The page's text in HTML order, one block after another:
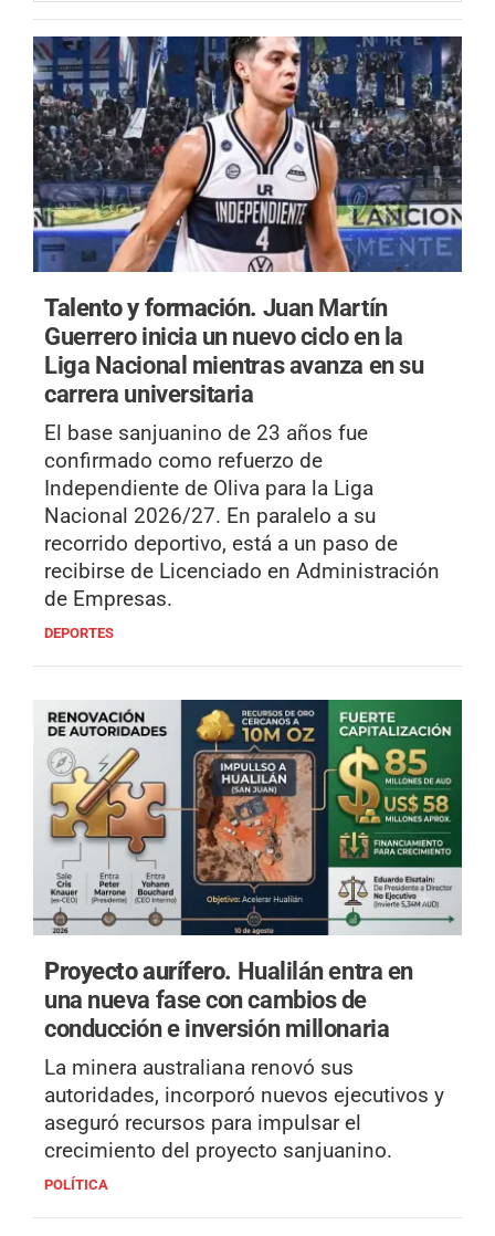
Talento y formación. Juan Martín
Guerrero inicia un nuevo ciclo en la
Liga Nacional mientras avanza en su
carrera universitaria
El base sanjuanino de 23 años fue
confirmado como refuerzo de
Independiente de Oliva para la Liga
Nacional 2026/27. En paralelo a su
recorrido deportivo, está a un paso de
recibirse de Licenciado en Administración
de Empresas.
DEPORTES
Proyecto aurífero. Hualilán entra en
una nueva fase con cambios de
conducción e inversión millonaria
La minera australiana renovó sus
autoridades, incorporó nuevos ejecutivos y
aseguró recursos para impulsar el
crecimiento del proyecto sanjuanino.
POLÍTICA